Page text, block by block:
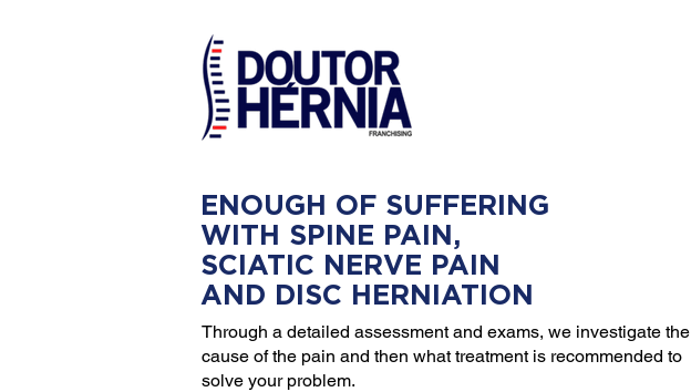
ENOUGH OF SUFFERING
WITH SPINE PAIN,
SCIATIC NERVE PAIN
AND DISC HERNIATION
Through a detailed assessment and exams, we investigate the
cause of the pain and then what treatment is recommended to
solve your problem.